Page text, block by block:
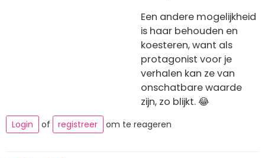
Een andere mogelijkheid
is haar behouden en
koesteren, want als
protagonist voor je
verhalen kan ze van
onschatbare waarde
zijn, zo blijkt. 😂
Login of registreer om te reageren